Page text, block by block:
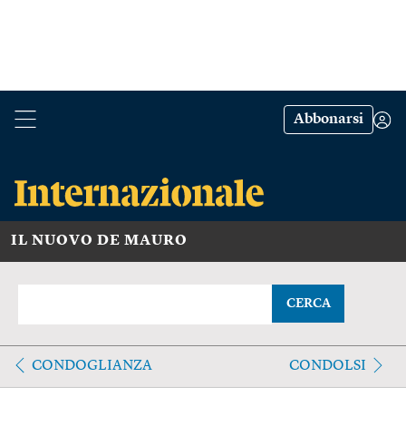
Abbonarsi
IL NUOVO DE MAURO
CERCA
CONDOGLIANZA CONDOLSI